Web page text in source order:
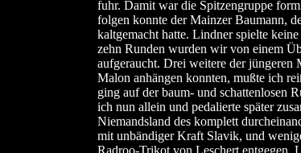
fuhr. Damit war die Spitzengruppe
folgen konnte der Mainzer Baumann,
kaltgemacht hatte. Lindner spielte
zehn Runden wurden wir von einem
aufgeraucht. Drei weitere der
Malon anhängen konnten, mußte ich
ging auf der baum- und schattenlosen
ich nun allein und pedalierte später
Niemandsland des komplett
mit unbändiger Kraft Slavik, und
Radroo-Trikot von Leschert entgegen.